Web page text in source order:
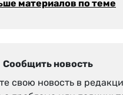
материалов по теме
Сообщить новость
свою новость в